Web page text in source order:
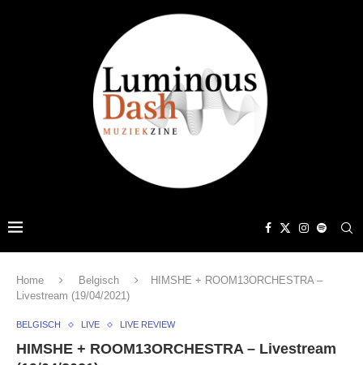
Home Belgisch
HIMSHE + ROOM13ORCHESTRA –
Livestream (19/04/2021)
BELGISCH LIVE LIVE REVIEW
HIMSHE + ROOM13ORCHESTRA – Livestream